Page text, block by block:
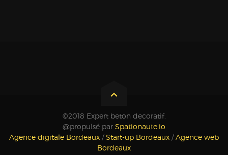
©2018 Expert beton decoratif.
@propulsé par Spationaute.io
Agence digitale Bordeaux /Start-up Bordeaux /Agence web
Bordeaux